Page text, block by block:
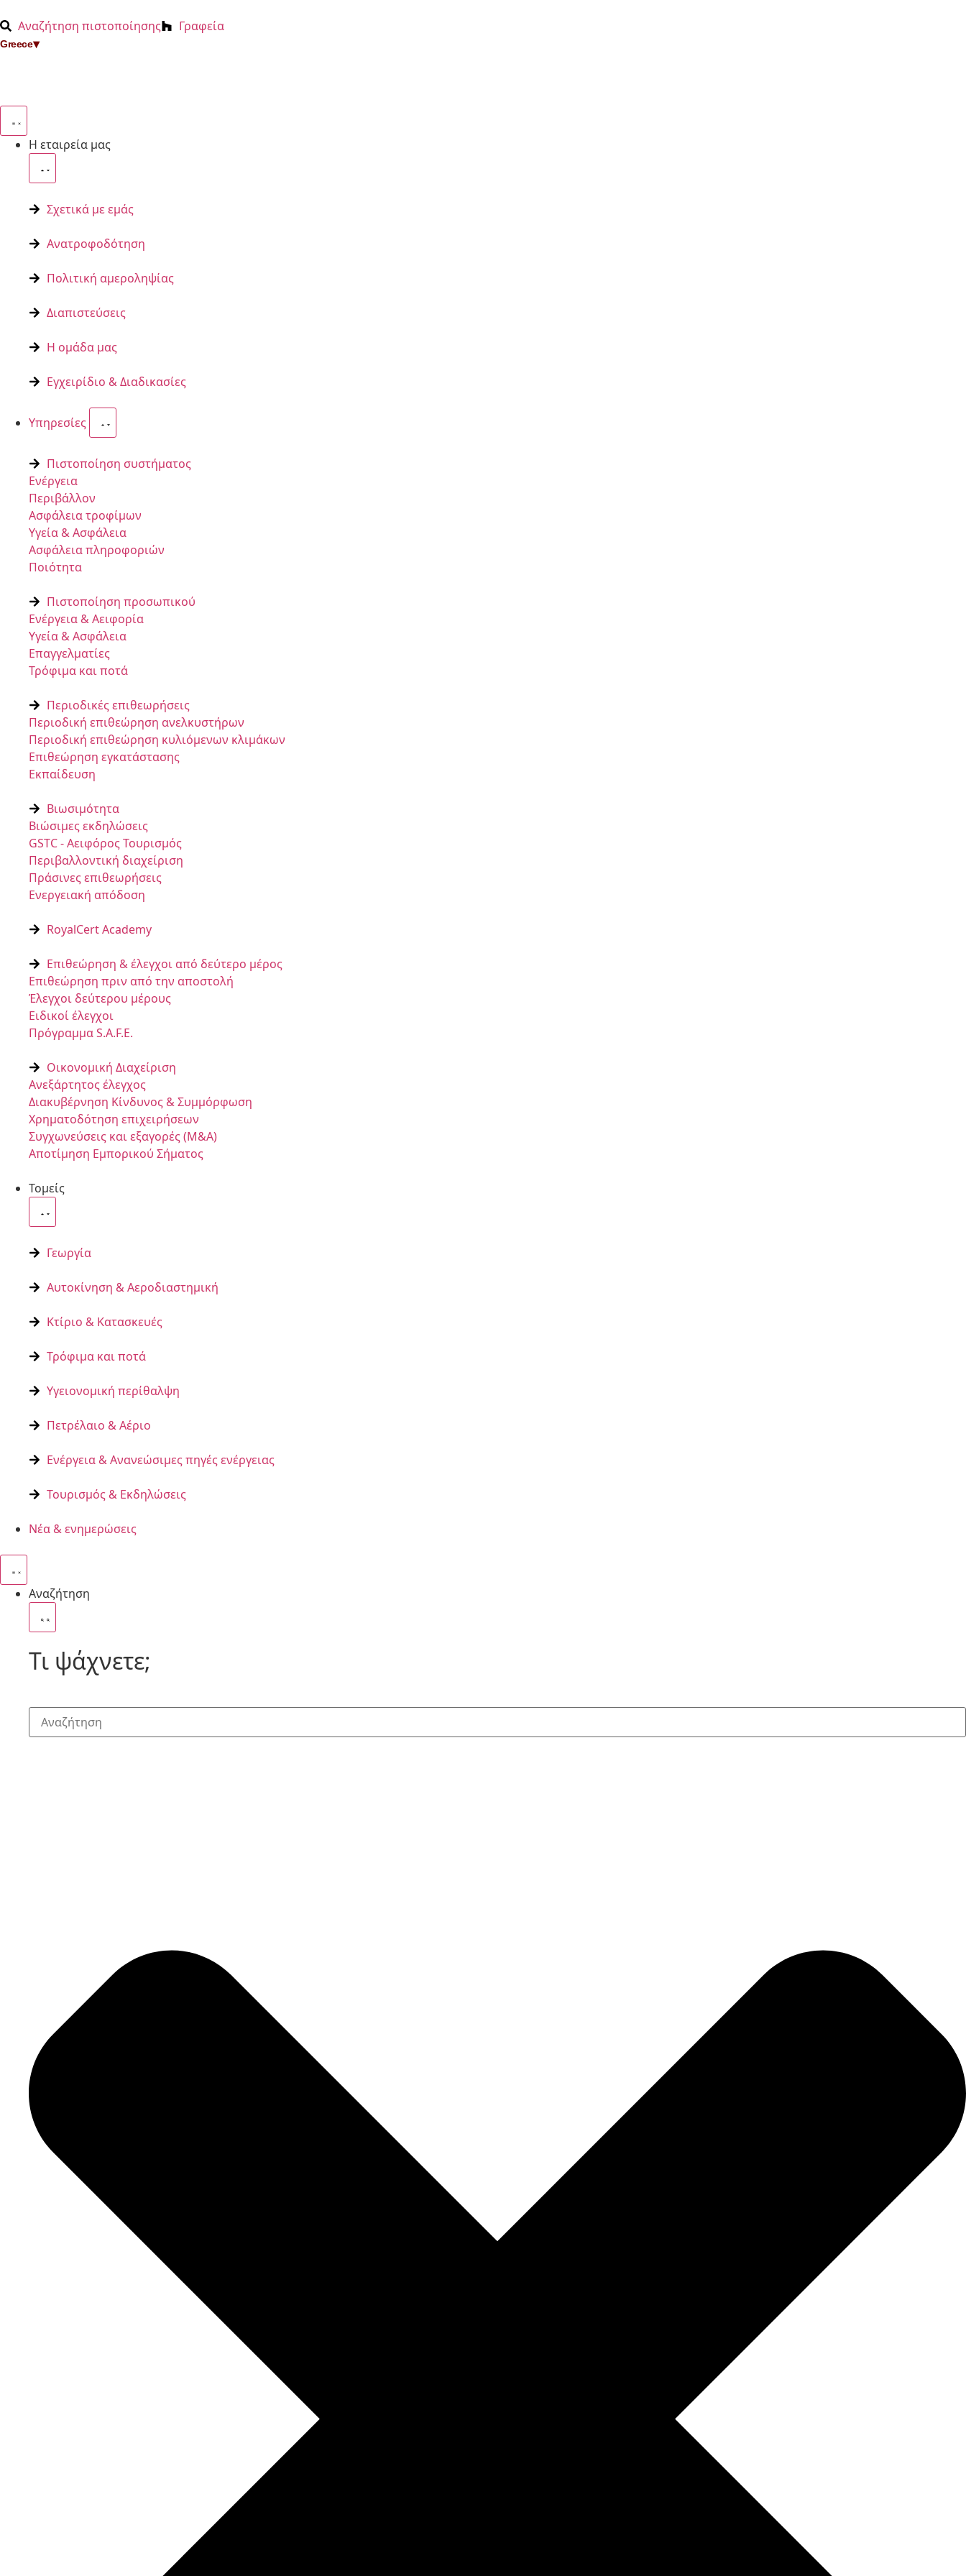
περιεχόμενο
Αναζήτηση πιστοποίησης Γραφεία
Greece▾
Η εταιρεία μας
Σχετικά με εμάς
Ανατροφοδότηση
Πολιτική αμεροληψίας
Διαπιστεύσεις
Η ομάδα μας
Εγχειρίδιο & Διαδικασίες
Υπηρεσίες
Πιστοποίηση συστήματος
Ενέργεια
Περιβάλλον
Ασφάλεια τροφίμων
Υγεία & Ασφάλεια
Ασφάλεια πληροφοριών
Ποιότητα
Πιστοποίηση προσωπικού
Ενέργεια & Αειφορία
Υγεία & Ασφάλεια
Επαγγελματίες
Τρόφιμα και ποτά
Περιοδικές επιθεωρήσεις
Περιοδική επιθεώρηση ανελκυστήρων
Περιοδική επιθεώρηση κυλιόμενων κλιμάκων
Επιθεώρηση εγκατάστασης
Εκπαίδευση
Βιωσιμότητα
Βιώσιμες εκδηλώσεις
GSTC - Αειφόρος Τουρισμός
Περιβαλλοντική διαχείριση
Πράσινες επιθεωρήσεις
Ενεργειακή απόδοση
RoyalCert Academy
Επιθεώρηση & έλεγχοι από δεύτερο μέρος
Επιθεώρηση πριν από την αποστολή
Έλεγχοι δεύτερου μέρους
Ειδικοί έλεγχοι
Πρόγραμμα S.A.F.E.
Οικονομική Διαχείριση
Ανεξάρτητος έλεγχος
Διακυβέρνηση Κίνδυνος & Συμμόρφωση
Χρηματοδότηση επιχειρήσεων
Συγχωνεύσεις και εξαγορές (M&A)
Αποτίμηση Εμπορικού Σήματος
Τομείς
Γεωργία
Αυτοκίνηση & Αεροδιαστημική
Κτίριο & Κατασκευές
Τρόφιμα και ποτά
Υγειονομική περίθαλψη
Πετρέλαιο & Αέριο
Ενέργεια & Ανανεώσιμες πηγές ενέργειας
Τουρισμός & Εκδηλώσεις
Νέα & ενημερώσεις
Αναζήτηση
Τι ψάχνετε;